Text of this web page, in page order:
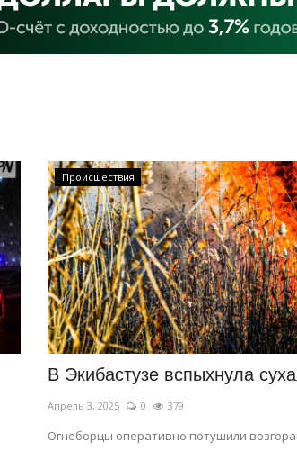
Происшествия
В Экибастузе вспыхнула
Апрель 3, 2025 0 379
Огнеборцы оперативно потушили